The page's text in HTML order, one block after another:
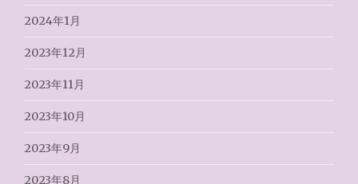
2024年1月
2023年12月
2023年11月
2023年10月
2023年9月
2023年8月